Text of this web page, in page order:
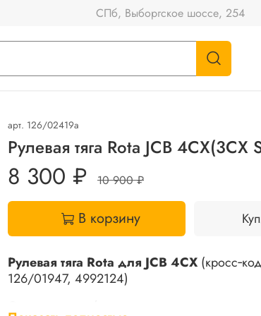
СПб, Выборгское шоссе, 254
арт. 126/02419a
Рулевая тяга Rota JCB 4CX(3CX
8 300 ₽ 10 900 ₽
В корзину
Рулевая тяга Rota для JCB 4CX
126/01947, 4992124)